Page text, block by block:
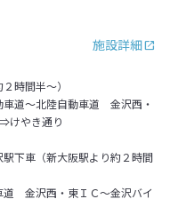
施設詳細
時間半～）
道～北陸自動車道 金沢西・
けやき通り
下車（新大阪駅より約２時間
金沢西・東ＩＣ～金沢バイ